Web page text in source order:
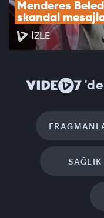
Menderes
skandal
İZLE
SAĞLIK